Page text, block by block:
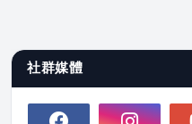
社群媒體